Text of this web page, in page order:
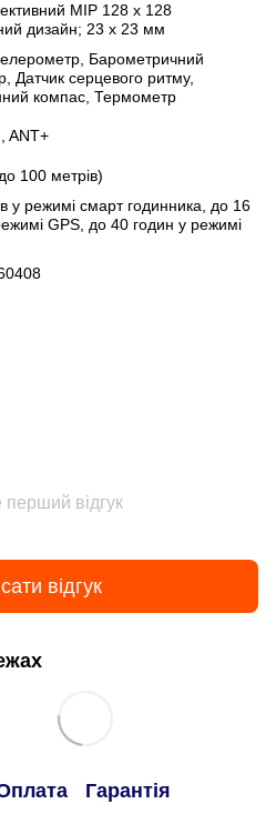
MIP 128 x 128
дизайн; 23 x 23 мм
Барометричний
Датчик серцевого ритму,
компас Термометр
ANT+
100 метрів)
у режимі смарт годинника, до 16
GPS, до 40 годин у режимі
перший відгук
відгук
Гарантія